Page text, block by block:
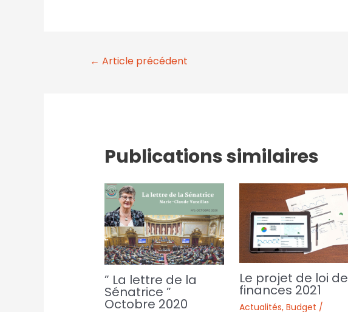
← Article précédent
Publications similaires
” La lettre de la
Sénatrice ”
Octobre 2020
Le projet de loi de
finances 2021
Actualités, Budget /